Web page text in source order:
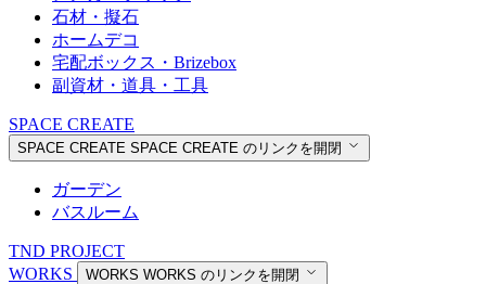
石材・擬石
ホームデコ
宅配ボックス・Brizebox
副資材・道具・工具
SPACE CREATE
SPACE CREATE SPACE CREATE のリンクを開閉
ガーデン
バスルーム
TND PROJECT
WORKS
WORKS WORKS のリンクを開閉